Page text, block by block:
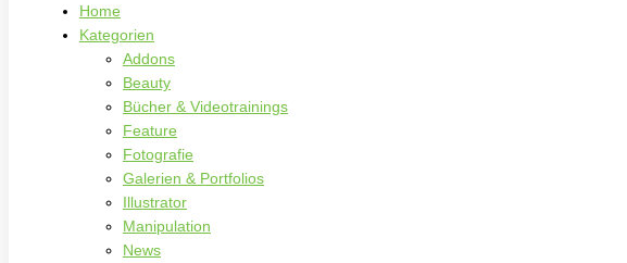
Home
Kategorien
Addons
Beauty
Bücher & Videotrainings
Feature
Fotografie
Galerien & Portfolios
Illustrator
Manipulation
News